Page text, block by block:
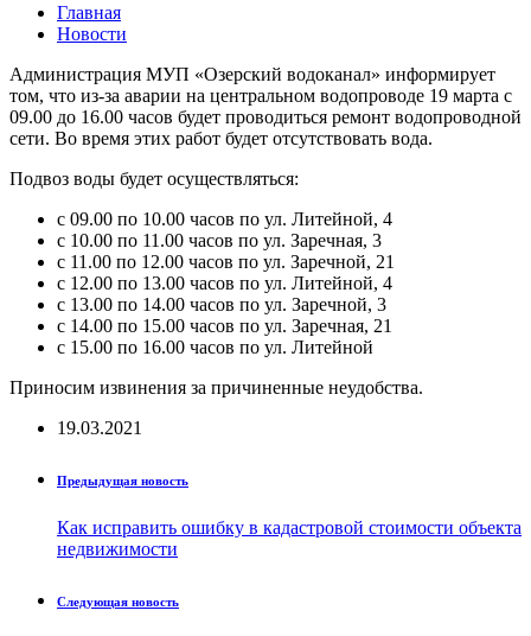
Главная
Новости
Администрация МУП «Озерский водоканал» информирует
том, что из-за аварии на центральном водопроводе 19 марта с
09.00 до 16.00 часов будет проводиться ремонт водопроводной
сети. Во время этих работ будет отсутствовать вода.
Подвоз воды будет осуществляться:
с 09.00 по 10.00 часов по ул. Литейной, 4
с 10.00 по 11.00 часов по ул. Заречная, 3
с 11.00 по 12.00 часов по ул. Заречной, 21
с 12.00 по 13.00 часов по ул. Литейной, 4
с 13.00 по 14.00 часов по ул. Заречной, 3
с 14.00 по 15.00 часов по ул. Заречная, 21
с 15.00 по 16.00 часов по ул. Литейной
Приносим извинения за причиненные неудобства.
19.03.2021
Предыдущая новость
Как исправить ошибку в кадастровой стоимости объекта
недвижимости
Следующая новость